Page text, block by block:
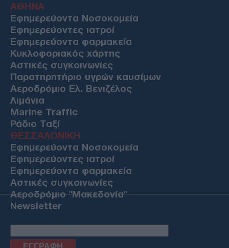
ΑΘΗΝΑ
Εφημερεύοντα Νοσοκομεία
Εφημερεύοντες ιατροί
Εφημερεύοντα φαρμακεία
Κυκλοφοριακός χάρτης
Αστικές συγκοινωνίες
Παρατηρητήριο υγρών καυσίμων
Αεροδρόμιο Ελ. Βενιζέλος
Λιμάνια
Marine Traffic
Ράδιο Ταξί
ΘΕΣΣΑΛΟΝΙΚΗ
Εφημερεύοντα Νοσοκομεία
Εφημερεύοντες ιατροί
Εφημερεύοντα φαρμακεία
Αστικές συγκοινωνίες
Αεροδρόμιο "Μακεδονία"
Newsletter